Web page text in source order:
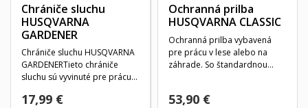
Chrániče sluchu
HUSQVARNA
GARDENER
Chrániče sluchu HUSQVARNA
GARDENERTieto chrániče
sluchu sú vyvinuté pre prácu
17,99 €
Ochranná prilba
HUSQVARNA CLASSIC
Ochranná prilba vybavená
pre prácu v lese alebo na
záhrade. So štandardnou
53,90 €